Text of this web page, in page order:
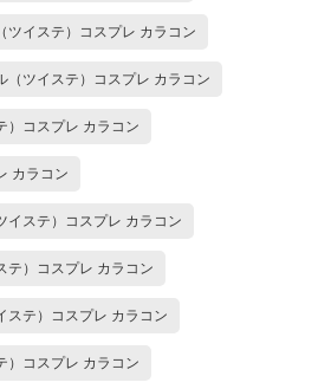
ツイステ）コスプレ カラコン
（ツイステ）コスプレ カラコン
）コスプレ カラコン
カラコン
イステ）コスプレ カラコン
テ）コスプレ カラコン
ステ）コスプレ カラコン
）コスプレ カラコン